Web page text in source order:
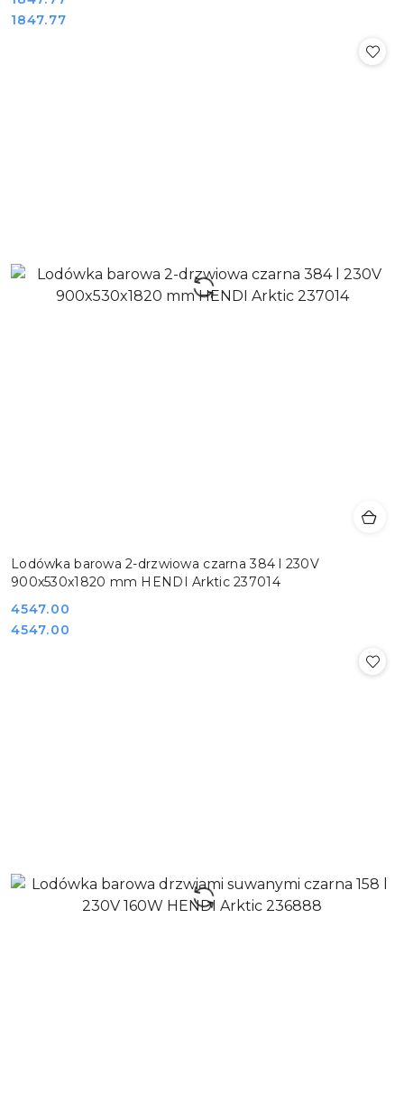
Cena:
1847.77
Lodówka barowa 2-drzwiowa czarna 384 l 230V
900x530x1820 mm HENDI Arktic 237014
Cena:
4547.00
Cena:
4547.00